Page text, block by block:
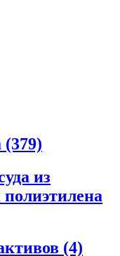
(379)
из
(4)